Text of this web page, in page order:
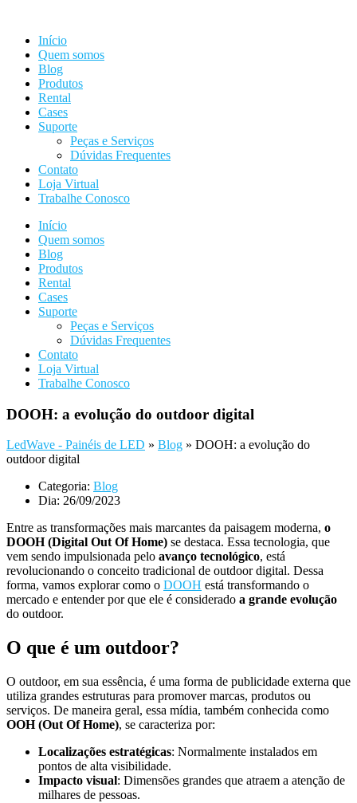
conteúdo
Início
Quem somos
Blog
Produtos
Rental
Cases
Suporte
Peças e Serviços
Dúvidas Frequentes
Contato
Loja Virtual
Trabalhe Conosco
Início
Quem somos
Blog
Produtos
Rental
Cases
Suporte
Peças e Serviços
Dúvidas Frequentes
Contato
Loja Virtual
Trabalhe Conosco
DOOH: a evolução do outdoor digital
LedWave - Painéis de LED » Blog » DOOH: a evolução do
outdoor digital
Categoria: Blog
Dia: 26/09/2023
Entre as transformações mais marcantes da paisagem moderna, o
DOOH (Digital Out Of Home) se destaca. Essa tecnologia, que
vem sendo impulsionada pelo avanço tecnológico, está
revolucionando o conceito tradicional de outdoor digital. Dessa
forma, vamos explorar como o DOOH está transformando o
mercado e entender por que ele é considerado a grande evolução
do outdoor.
O que é um outdoor?
O outdoor, em sua essência, é uma forma de publicidade externa que
utiliza grandes estruturas para promover marcas, produtos ou
serviços. De maneira geral, essa mídia, também conhecida como
OOH (Out Of Home), se caracteriza por:
Localizações estratégicas: Normalmente instalados em
pontos de alta visibilidade.
Impacto visual: Dimensões grandes que atraem a atenção de
milhares de pessoas.